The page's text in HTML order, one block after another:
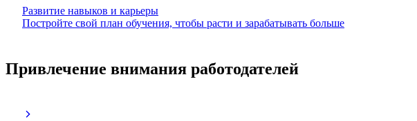
Развитие навыков и карьеры
Постройте свой план обучения, чтобы расти и зарабатывать больше
Привлечение внимания работодателей